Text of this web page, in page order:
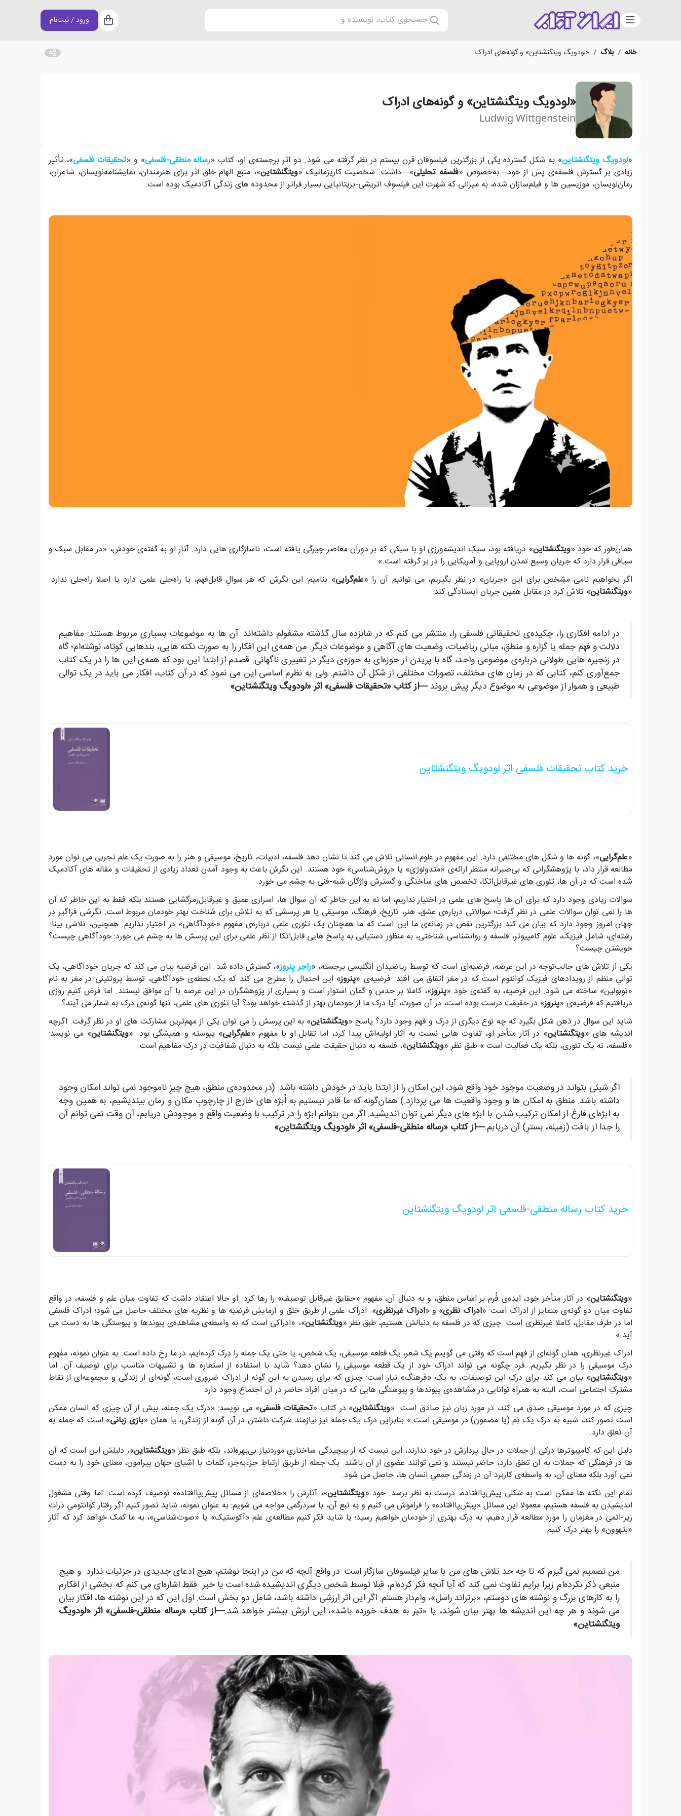
دسته‌بندی جستجوی کتاب، نویسنده و... سبد خرید
ورود / ثبت‌نام
خانه / بلاگ / «لودویگ ویتگنشتاین» و گونه‌های ادراک
«لودویگ ویتگنشتاین» و گونه‌های ادراک
Ludwig Wittgenstein
شاید این سوال در ذهن شکل بگیرد که چه نوع دیگری از درک و فهم وجود دارد؟ پاسخ «ویتگنشتاین» به این پرسش را می توان یکی از مهم‌ترین مشارکت های او در نظر گرفت.
«لودویگ ویتگنشتاین» به شکل گسترده یکی از بزرگترین فیلسوفان قرن بیستم در نظر گرفته می شود. دو اثر برجسته‌ی او، کتاب «رساله منطقی-فلسفی» و «تحقیقات فلسفی»، تأثیر
زیادی بر گسترش فلسفه‌ی پس از خود—به‌خصوص «فلسفه تحلیلی»—داشت. شخصیت کاریزماتیک «ویتگنشتاین»، منبع الهام خلق اثر برای هنرمندان، نمایشنامه‌نویسان، شاعران،
رمان‌نویسان، موزیسین ها و فیلم‌سازان شده، به میزانی که شهرت این فیلسوف اتریشی-بریتانیایی بسیار فراتر از محدوده های زندگی آکادمیک بوده است.
همان‌طور که خود «ویتگنشتاین» دریافته بود، سبکِ اندیشه‌ورزیِ او با سبکی که بر دوران معاصر چیرگی یافته است، ناسازگاری هایی دارد. آثار او به گفته‌ی خودش، «در مقابل سبک و
سیاقی قرار دارد که جریان وسیع تمدن اروپایی و آمریکایی را در بر گرفته است.»
اگر بخواهیم نامی مشخص برای این «جریان» در نظر بگیریم، می توانیم آن را «علم‌گرایی» بنامیم: این نگرش که هر سوالِ قابل‌فهم، یا راه‌حلی علمی دارد یا اصلا راه‌حلی ندارد.
«ویتگنشتاین» تلاش کرد در مقابل همین جریان ایستادگی کند.
در ادامه افکاری را، چکیده‌ی تحقیقاتی فلسفی را، منتشر می کنم که در شانزده سال گذشته مشغولم داشته‌اند. آن ها به موضوعات بسیاری مربوط هستند: مفاهیم
دلالت و فهم جمله یا گزاره و منطق، مبانی ریاضیات، وضعیت های آگاهی و موضوعات دیگر. من همه‌ی این افکار را به صورت نکته هایی، بندهایی کوتاه، نوشته‌ام؛ گاه
در زنجیره هایی طولانی درباره‌ی موضوعی واحد، گاه با پریدن از حوزه‌ای به حوزه‌ی دیگر در تغییری ناگهانی. قصدم از ابتدا این بود که همه‌ی این ها را در یک کتاب
جمع‌آوری کنم، کتابی که در زمان های مختلف، تصورات مختلفی از شکل آن داشتم. ولی به نظرم اساسی این می نمود که در آن کتاب، افکار می باید در یک توالی
طبیعی و هموار از موضوعی به موضوع دیگر پیش بروند.—از کتاب «تحقیقات فلسفی» اثر «لودویگ ویتگنشتاین»
خرید کتاب تحقیقات فلسفی اثر لودویگ ویتگنشتاین
«علم‌گرایی»، گونه ها و شکل های مختلفی دارد. این مفهوم در علوم انسانی تلاش می کند تا نشان دهد فلسفه، ادبیات، تاریخ، موسیقی و هنر را به صورت یک علم تجربی می توان مورد
مطالعه قرار داد، با پژوهشگرانی که بی‌صبرانه منتظر ارائه‌ی «متدولوژی» یا «روش‌شناسی» خود هستند. این نگرش باعث به وجود آمدن تعداد زیادی از تحقیقات و مقاله های آکادمیک
شده است که در آن ها، تئوری های غیرقابل‌اتکا، تخصص های ساختگی و گسترش واژگان شبه-فنی به چشم می خورد.
سوالات زیادی وجود دارد که برای آن ها پاسخ های علمی در اختیار نداریم، اما نه به این خاطر که آن سوال ها، اسراری عمیق و غیرقابل‌رمزگشایی هستند بلکه فقط به این خاطر که آن
ها را نمی توان سوالات علمی در نظر گرفت؛ سوالاتی درباره‌ی عشق، هنر، تاریخ، فرهنگ، موسیقی یا هر پرسشی که به تلاش برای شناخت بهتر خودمان مربوط است. نگرشی فراگیر در
جهان امروز وجود دارد که بیان می کند بزرگترین نقص در زمانه‌ی ما این است که ما همچنان یک تئوری علمی درباره‌ی مفهوم «خودآگاهی» در اختیار نداریم. همچنین، تلاشی بینا-
رشته‌ای، شامل فیزیک، علوم کامپیوتر، فلسفه و روانشناسی شناختی، به منظور دستیابی به پاسخ هایی قابل‌اتکا از نظر علمی برای این پرسش ها به چشم می خورد: خودآگاهی چیست؟
خویشتن چیست؟
یکی از تلاش های جالب‌توجه در این عرصه، فرضیه‌ای است که توسط ریاضیدان انگلیسی برجسته، «راجر پِنروز»، گسترش داده شد. این فرضیه بیان می کند که جریان خودآگاهی، یک
توالیِ منظم از رویدادهای فیزیک کوانتوم است که در مغز اتفاق می افتد. فرضیه‌ی «پنروز» این احتمال را مطرح می کند که یک لحظه‌ی خودآگاهی، توسط پروتئینی در مغز به نام
«توبولین» ساخته می شود. این فرضیه، به گفته‌ی خود «پنروز»، کاملا بر حدس و گمان استوار است و بسیاری از پژوهشگران در این عرصه با آن موافق نیستند. اما فرض کنیم روزی
دریافتیم که فرضیه‌ی «پنروز» در حقیقت درست بوده است، در آن صورت، آیا درک ما از خودمان بهتر از گذشته خواهد بود؟ آیا تئوری های علمی، تنها گونه‌ی درک به شمار می آیند؟
شاید این سوال در ذهن شکل بگیرد که چه نوع دیگری از درک و فهم وجود دارد؟ پاسخ «ویتگنشتاین» به این پرسش را می توان یکی از مهم‌ترین مشارکت های او در نظر گرفت. اگرچه
اندیشه های «ویتگنشتاین» در آثار متأخر او، تفاوت هایی نسبت به آثار اولیه‌اش پیدا کرد، اما تقابل او با مفهوم «علم‌گرایی» پیوسته و همیشگی بود. «ویتگنشتاین» می نویسد:
«فلسفه، نه یک تئوری، بلکه یک فعالیت است.» طبق نظر «ویتگنشتاین»، فلسفه به دنبال حقیقت علمی نیست بلکه به دنبال شفافیت در درک مفاهیم است.
اگر شیئی بتواند در وضعیت موجود خود واقع شود، این امکان را از ابتدا باید در خودش داشته باشد. (در محدوده‌ی منطق، هیچ چیزِ ناموجود نمی تواند امکان وجود
داشته باشد. منطق به امکان ها و وجود واقعیت ها می پردازد.) همان‌گونه که ما قادر نیستیم به اُبژه های خارج از چارچوبِ مکان و زمان بیندیشیم، به همین وجه
به ابژه‌ای فارغ از امکان ترکیب شدن با ابژه های دیگر نمی توان اندیشید. اگر من بتوانم ابژه را در ترکیب با وضعیت واقع و موجودش دریابم، آن وقت نمی توانم آن
را جدا از بافت (زمینه، بسترِ) آن دریابم.—از کتاب «رساله منطقی-فلسفی» اثر «لودویگ ویتگنشتاین»
خرید کتاب رساله منطقی-فلسفی اثر لودویگ ویتگنشتاین
«ویتگنشتاین» در آثار متأخر خود، ایده‌ی فُرم بر اساس منطق، و به دنبال آن، مفهوم «حقایق غیرقابل توصیف» را رها کرد. او حالا اعتقاد داشت که تفاوت میان علم و فلسفه، در واقع
تفاوت میان دو گونه‌ی متمایز از ادراک است: «ادراک نظری» و «ادراک غیرنظری». ادراک علمی از طریق خلق و آزمایشِ فرضیه ها و نظریه های مختلف حاصل می شود؛ ادراک فلسفی
اما در طرف مقابل، کاملا غیرنظری است. چیزی که در فلسفه به دنبالش هستیم، طبق نظر «ویتگنشتاین»، «ادراکی است که به واسطه‌ی مشاهده‌ی پیوندها و پیوستگی ها به دست می
آید.»
ادراک غیرنظری، همان گونه‌ای از فهم است که وقتی می گوییم یک شعر، یک قطعه موسیقی، یک شخص، یا حتی یک جمله را درک کرده‌ایم، در ما رخ داده است. به عنوان نمونه، مفهوم
درک موسیقی را در نظر بگیریم. فرد چگونه می تواند ادراک خود از یک قطعه موسیقی را نشان دهد؟ شاید با استفاده از استعاره ها و تشبیهات مناسب برای توصیف آن. اما
«ویتگنشتاین» بیان می کند برای درک این توصیفات، به یک «فرهنگ» نیاز است: چیزی که برای رسیدن به این گونه از ادراک ضروری است، گونه‌ای از زندگی و مجموعه‌ای از نقاط
مشترکِ اجتماعی است، البته به همراه توانایی در مشاهده‌ی پیوندها و پیوستگی هایی که در میان افراد حاضر در آن اجتماع وجود دارد.
چیزی که در مورد موسیقی صدق می کند، در مورد زبان نیز صادق است. «ویتگنشتاین» در کتاب «تحقیقات فلسفی» می نویسد: «درک یک جمله، بیش از آن چیزی که انسان ممکن
است تصور کند، شبیه به درک یک تِم (یا مضمون) در موسیقی است.» بنابراین درک یک جمله نیز نیازمند شرکت داشتن در آن گونه از زندگی، یا همان «بازی زبانی» است که جمله به
آن تعلق دارد.
دلیل این که کامپیوترها درکی از جملات در حال پردازش در خود ندارند، این نیست که از پیچیدگی ساختاریِ موردنیاز بی‌بهره‌اند، بلکه طبق نظر «ویتگنشتاین»، دلیلش این است که آن
ها در فرهنگی که جملات به آن تعلق دارد، حاضر نیستند و نمی توانند عضوی از آن باشند. یک جمله از طریق ارتباطِ جزءبه‌جزءِ کلمات با اشیای جهان پیرامون، معنای خود را به دست
نمی آورد بلکه معنای آن، به واسطه‌ی کاربرد آن در زندگی جمعیِ انسان ها، حاصل می شود.
تمام این نکته ها ممکن است به شکلی پیش‌پاافتاده، درست به نظر برسد. خود «ویتگنشتاین»، آثارش را «خلاصه‌ای از مسائل پیش‌پاافتاده» توصیف کرده است. اما وقتی مشغول
اندیشیدن به فلسفه هستیم، معمولا این مسائل «پیش‌پاافتاده» را فراموش می کنیم و به تبع آن، با سردرگمی مواجه می شویم: به عنوان نمونه، شاید تصور کنیم اگر رفتار کوانتومیِ ذرات
زیر-اتمی در مغزمان را مورد مطالعه قرار دهیم، به درک بهتری از خودمان خواهیم رسید؛ یا شاید فکر کنیم مطالعه‌ی علم «آکوستیک» یا «صوت‌شناسی»، به ما کمک خواهد کرد که آثار
«بتهوون» را بهتر درک کنیم.
من تصمیم نمی گیرم که تا چه حد تلاش های من با سایر فیلسوفان سازگار است. در واقع آنچه که من در اینجا نوشتم، هیچ ادعای جدیدی در جزئیات ندارد. و هیچ
منبعی ذکر نکرده‌ام زیرا برایم تفاوت نمی کند که آیا آنچه فکر کرده‌ام، قبلا توسط شخص دیگری اندیشیده شده است یا خیر. فقط اشاره‌ای می کنم که بخشی از افکارم
را به کارهای بزرگ و نوشته های دوستم، «برتراند راسل»، وام‌دار هستم. اگر این اثر ارزشی داشته باشد، شامل دو بخش است. اول این که در این نوشته ها، افکار بیان
می شوند و هر چه این اندیشه ها بهتر بیان شوند، یا «تیر به هدف خورده باشد»، این ارزش بیشتر خواهد شد.—از کتاب «رساله منطقی-فلسفی» اثر «لودویگ
ویتگنشتاین»